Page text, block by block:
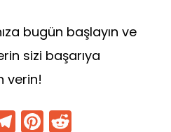
bugün başlayın ve
sizi başarıya
verin!
T Pi